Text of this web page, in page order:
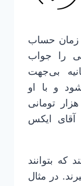
زمان حساب
را جواب
بی‌جهت
و با او
حساب کتاب کنم. به اشتباه، یک ۵ هزار تومانی
ایکس
که بتوانند
در مثال